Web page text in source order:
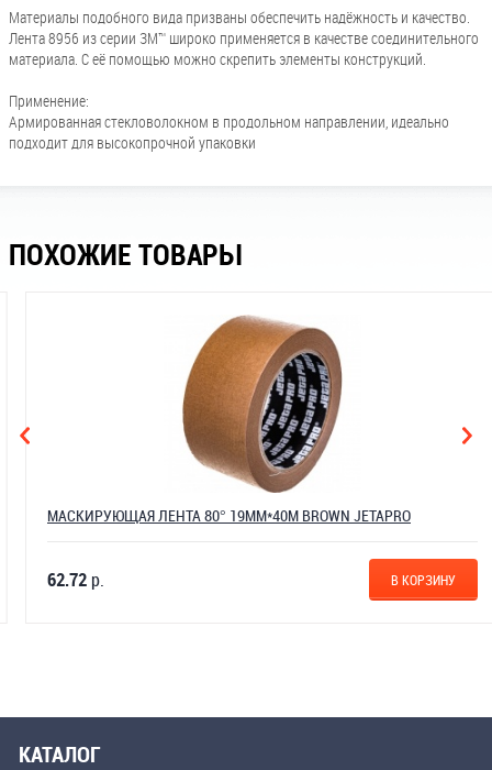
Материалы подобного вида призваны обеспечить надёжность и качество.
Лента 8956 из серии ЗМ™ широко применяется в качестве соединительного
материала. С её помощью можно скрепить элементы конструкций.
Применение:
Армированная стекловолокном в продольном направлении, идеально
подходит для высокопрочной упаковки
ПОХОЖИЕ ТОВАРЫ
МАСКИРУЮЩАЯ ЛЕНТА 80° 19ММ*40М BROWN JETAPRO
62.72р. В КОРЗИНУ
КАТАЛОГ